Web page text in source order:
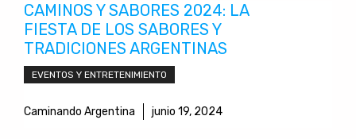
CAMINOS Y SABORES 2024: LA
FIESTA DE LOS SABORES Y
TRADICIONES ARGENTINAS
EVENTOS Y ENTRETENIMIENTO
Caminando Argentina junio 19, 2024